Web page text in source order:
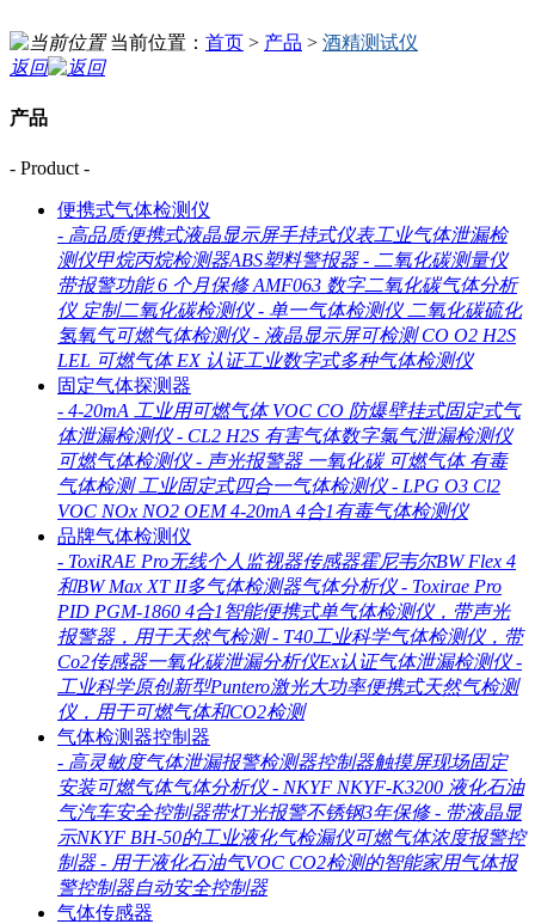
当前位置： 首页 > 产品 > 酒精测试仪
返回
产品
- Product -
便携式气体检测仪
- 高品质便携式液晶显示屏手持式仪表工业气体泄漏检
测仪甲烷丙烷检测器ABS塑料警报器 - 二氧化碳测量仪
带报警功能 6 个月保修 AMF063 数字二氧化碳气体分析
仪 定制二氧化碳检测仪 - 单一气体检测仪 二氧化碳硫化
氢氧气可燃气体检测仪 - 液晶显示屏可检测 CO O2 H2S
LEL 可燃气体 EX 认证工业数字式多种气体检测仪
固定气体探测器
- 4-20mA 工业用可燃气体 VOC CO 防爆壁挂式固定式气
体泄漏检测仪 - CL2 H2S 有害气体数字氯气泄漏检测仪
可燃气体检测仪 - 声光报警器 一氧化碳 可燃气体 有毒
气体检测 工业固定式四合一气体检测仪 - LPG O3 Cl2
VOC NOx NO2 OEM 4-20mA 4合1有毒气体检测仪
品牌气体检测仪
- ToxiRAE Pro无线个人监视器传感器霍尼韦尔BW Flex 4
和BW Max XT II多气体检测器气体分析仪 - Toxirae Pro
PID PGM-1860 4合1智能便携式单气体检测仪，带声光
报警器，用于天然气检测 - T40工业科学气体检测仪，带
Co2传感器一氧化碳泄漏分析仪Ex认证气体泄漏检测仪 -
工业科学原创新型Puntero激光大功率便携式天然气检测
仪，用于可燃气体和CO2检测
气体检测器控制器
- 高灵敏度气体泄漏报警检测器控制器触摸屏现场固定
安装可燃气体气体分析仪 - NKYF NKYF-K3200 液化石油
气汽车安全控制器带灯光报警不锈钢3年保修 - 带液晶显
示NKYF BH-50的工业液化气检漏仪可燃气体浓度报警控
制器 - 用于液化石油气VOC CO2检测的智能家用气体报
警控制器自动安全控制器
气体传感器